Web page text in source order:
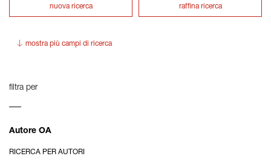
nuova ricerca raffina ricerca
mostra più campi di ricerca
filtra per
Autore OA
RICERCA PER AUTORI